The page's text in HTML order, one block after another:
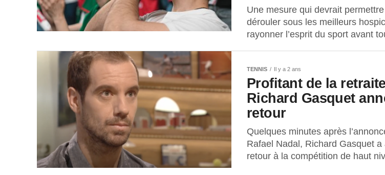
Une mesure qui devrait
dérouler sous les meilleurs
rayonner l’esprit du sport avant
TENNIS Il y a 2 ans
Profitant de la
Richard Gasquet
retour
Quelques minutes après
Rafael Nadal, Richard Gasquet a
retour à la compétition de haut